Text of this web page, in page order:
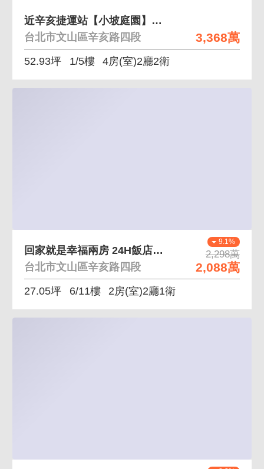
3,368萬
近辛亥捷運站【小坡庭園】庭院1F華廈4房平車
台北市文山區辛亥路四段
52.93坪 1/5樓 4房(室)2廳2衛
9.1%
2,298萬
2,088萬
回家就是幸福兩房 24H飯店式管理，公設齊全
台北市文山區辛亥路四段
27.05坪 6/11樓 2房(室)2廳1衛